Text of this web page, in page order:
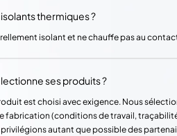
thermiques ?
isolant et ne chauffe pas au
ses produits ?
est choisi avec exigence. Nous
fabrication (conditions de travail,
autant que possible des